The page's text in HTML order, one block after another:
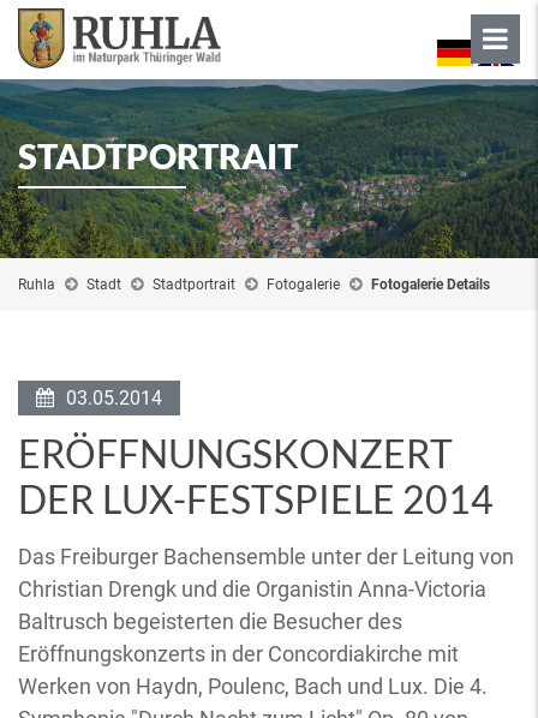
STADTPORTRAIT
Ruhla Stadt Stadtportrait Fotogalerie Fotogalerie Details
03.05.2014
ERÖFFNUNGSKONZERT
DER LUX-FESTSPIELE 2014
Das Freiburger Bachensemble unter der Leitung von
Christian Drengk und die Organistin Anna-Victoria
Baltrusch begeisterten die Besucher des
Eröffnungskonzerts in der Concordiakirche mit
Werken von Haydn, Poulenc, Bach und Lux. Die 4.